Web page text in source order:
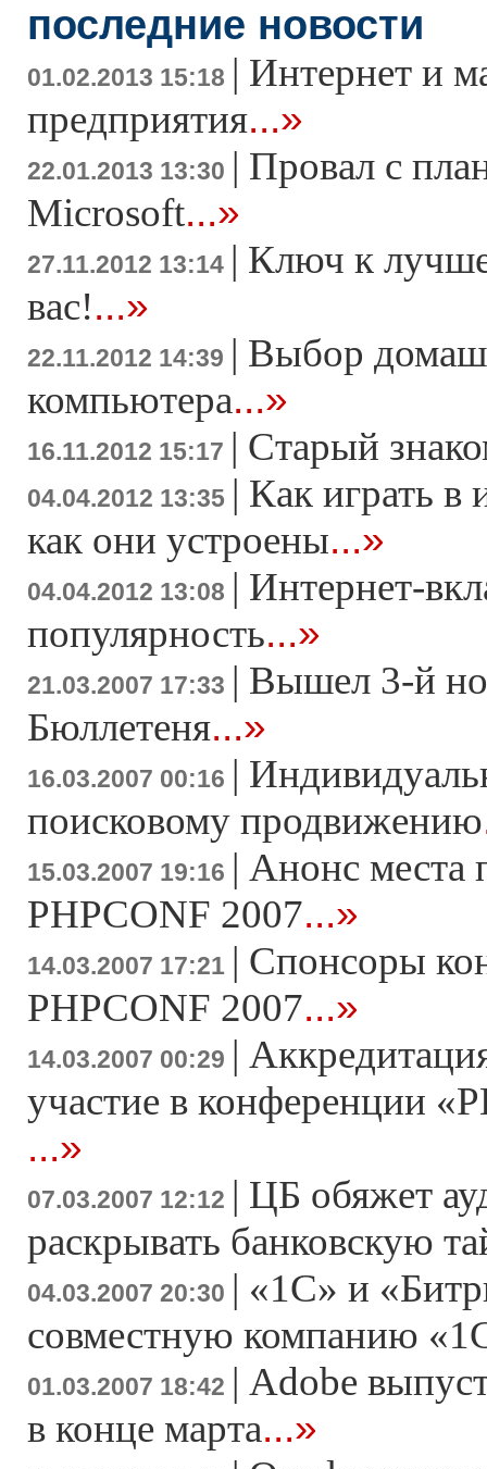
последние новости
01.02.2013 15:18 | Интернет и
предприятия...»
22.01.2013 13:30 | Провал с
Microsoft...»
27.11.2012 13:14 | Ключ к
вас!...»
22.11.2012 14:39 | Выбор
компьютера...»
16.11.2012 15:17 | Старый
04.04.2012 13:35 | Как играть в
как они устроены...»
04.04.2012 13:08 | Интернет-
популярность...»
21.03.2007 17:33 | Вышел 3-й
Бюллетеня...»
16.03.2007 00:16 |
поисковому продвижению
15.03.2007 19:16 | Анонс места
PHPCONF 2007...»
14.03.2007 17:21 | Спонсоры
PHPCONF 2007...»
14.03.2007 00:29 |
участие в конференции
...»
07.03.2007 12:12 | ЦБ обяжет
раскрывать банковскую
04.03.2007 20:30 | «1С» и
совместную компанию
01.03.2007 18:42 | Adobe
в конце марта...»